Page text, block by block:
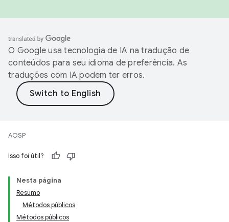
O Google usa tecnologia de IA na tradução de
conteúdos para seu idioma de preferência. As
traduções com IA podem ter erros.
AOSP
Isso foi útil?
Nesta página
Resumo
Métodos públicos
Métodos públicos